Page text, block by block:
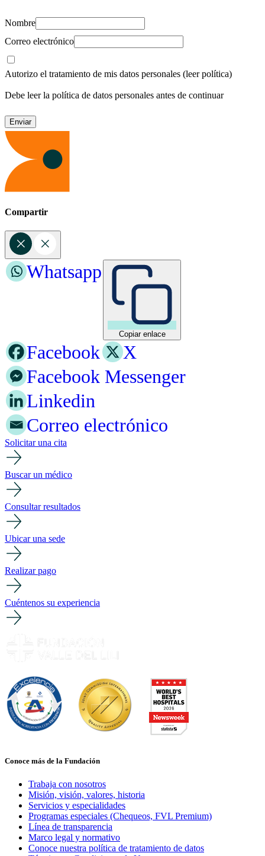
Nombre
Correo electrónico
Autorizo el tratamiento de mis datos personales (leer política)
Debe leer la política de datos personales antes de continuar
Compartir
Copiar enlace
Whatsapp
Facebook
X
Facebook Messenger
Linkedin
Correo electrónico
Solicitar una cita
Buscar un médico
Consultar resultados
Ubicar una sede
Realizar pago
Cuéntenos su experiencia
Conoce más de la Fundación
Trabaja con nosotros
Misión, visión, valores, historia
Servicios y especialidades
Programas especiales (Chequeos, FVL Premium)
Línea de transparencia
Marco legal y normativo
Conoce nuestra política de tratamiento de datos